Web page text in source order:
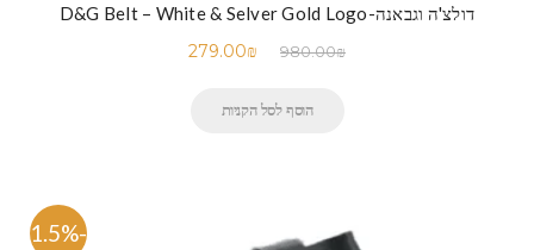
דולצ'ה וגבאנה-D&G Belt – White & Selver Gold Logo
980.00₪
279.00₪
הוסף לסל הקניות
-71.5%